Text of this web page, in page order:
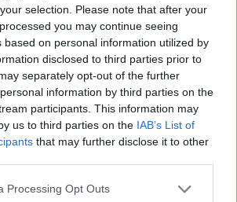
selection. Please note that after your
you may continue seeing
based on personal information utilized by
disclosed to third parties prior to
separately opt-out of the further
information by third parties on the
participants. This information may
us to third parties on the IAB’s List of
that may further disclose it to other
Processing Opt Outs
Μακεδονίας: Εντάχθηκε το
των υποδομών
στην Πεντάβρυσο
ΓΙΑΝΝΑΚΟΠΟΥΛΟΣ Α.Ε.